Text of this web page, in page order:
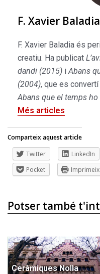
F. Xavier Baladia
F. Xavier Baladia és
creatiu. Ha publicat
dandi (2015) iAbans
(2004), que es
Abans que el temps
Més articles
Comparteix aquest article
Twitter
LinkedIn
Pocket
Imprimeix
Potser també
Ceràmiques Nolla